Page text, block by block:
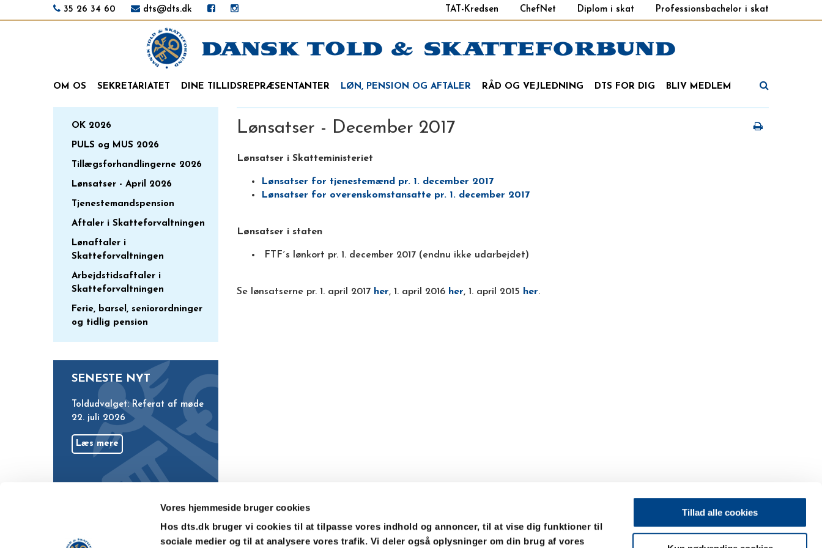
Vores hjemmeside bruger cookies
Hos dts.dk bruger vi cookies til at tilpasse vores indhold og annoncer, til at vise dig funktioner til
sociale medier og til at analysere vores trafik. Vi deler også oplysninger om din brug af vores
Tillad alle cookies
35 26 34 60 dts@dts.dk TAT-Kredsen ChefNet Diplom i skat Professionsbachelor i skat
OM OS SEKRETARIATET DINE TILLIDSREPRÆSENTANTER LØN, PENSION OG AFTALER RÅD OG VEJLEDNING DTS FOR DIG BLIV MEDLEM
OK 2026
PULS og MUS 2026
Tillægsforhandlingerne 2026
Lønsatser - April 2026
Tjenestemandspension
Aftaler i Skatteforvaltningen
Lønaftaler i
Skatteforvaltningen
Arbejdstidsaftaler i
Skatteforvaltningen
Ferie, barsel, seniorordninger
og tidlig pension
SENESTE NYT
Toldudvalget: Referat af møde
22. juli 2026
Læs mere
Lønsatser - December 2017
Lønsatser i Skatteministeriet
Lønsatser for tjenestemænd pr. 1. december 2017
Lønsatser for overenskomstansatte pr. 1. december 2017
Lønsatser i staten
FTF´s lønkort pr. 1. december 2017 (endnu ikke udarbejdet)
Se lønsatserne pr. 1. april 2017 her, 1. april 2016 her, 1. april 2015 her.